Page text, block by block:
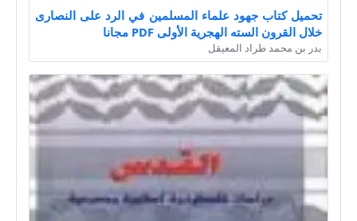
تحميل كتاب جهود علماء المسلمين في الرد على النصارى
خلال القرون السته الهجرية الأولى PDF مجانا
بدر بن محمد طراد المعيقل